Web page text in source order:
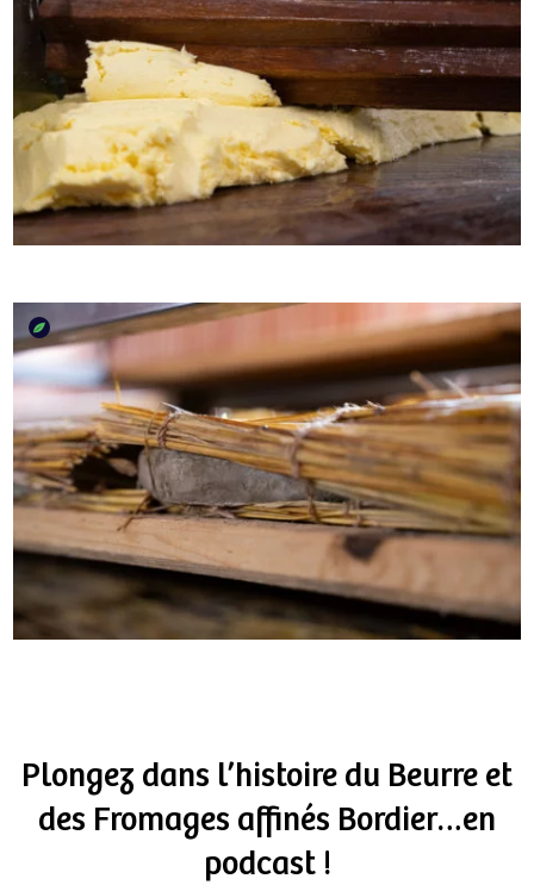
Plongez dans l’histoire du Beurre et
des Fromages affinés Bordier…en
podcast !